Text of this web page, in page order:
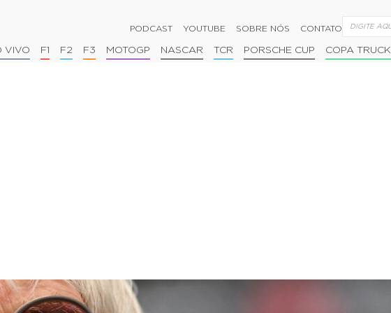
PODCAST YOUTUBE SOBRE NÓS CONTATO
VIVO F1 F2 F3 MOTOGP NASCAR TCR PORSCHE CUP COPA TRUCK